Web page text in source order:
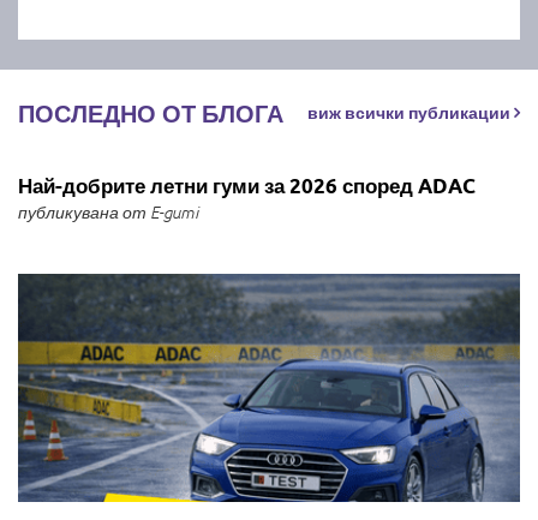
ПОСЛЕДНО ОТ БЛОГА виж всички публикации
Най-добрите летни гуми за 2026 според ADAC
публикувана от E-gumi